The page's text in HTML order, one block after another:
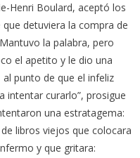
Henri Boulard, aceptó los
detuviera la compra de
la palabra, pero
el apetito y le dio una
punto de que el infeliz
intentar curarlo”, prosigue
una estratagema:
libros viejos que colocara
y que gritara: